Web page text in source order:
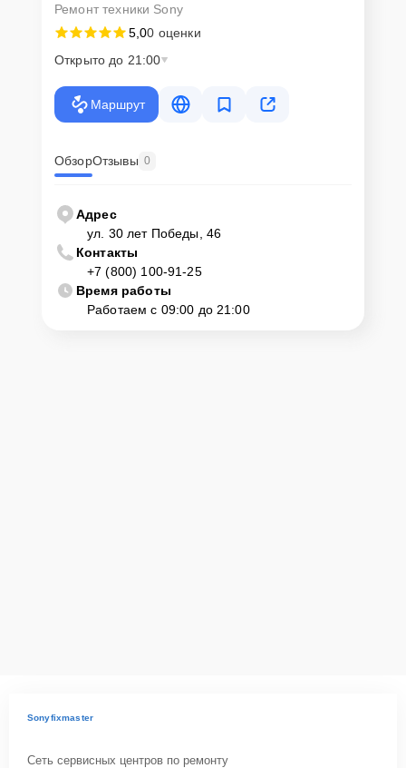
Ремонт техники Sony
5,00 оценки
Открыто до 21:00
Маршрут
ОбзорОтзывы 0
Адрес
ул. 30 лет Победы, 46
Контакты
+7 (800) 100-91-25
Время работы
Работаем с 09:00 до 21:00
Sonyfixmaster
Сеть сервисных центров по ремонту